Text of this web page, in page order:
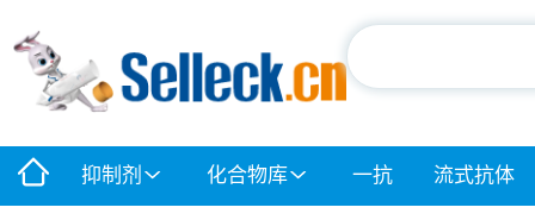
抑制剂 化合物库 一抗 流式抗体